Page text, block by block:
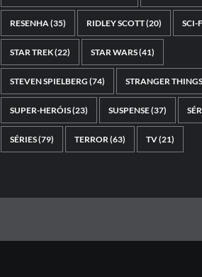
RESENHA (35) RIDLEY SCOTT(20) SCI-
STAR TREK(22) STAR WARS(41)
STEVEN SPIELBERG (74) STRANGER THINGS
SUPER-HERÓIS(23) SUSPENSE(37)
SÉRIES(79) TERROR (63) TV(21)